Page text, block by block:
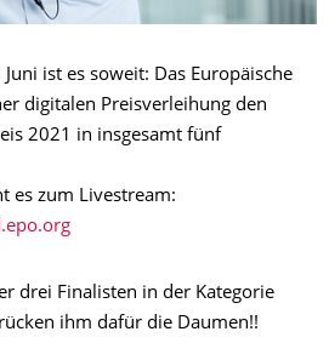
ist es soweit: Das Europäische
digitalen Preisverleihung den
2021 in insgesamt fünf
es zum Livestream:
drei Finalisten in der Kategorie
ihm dafür die Daumen!!